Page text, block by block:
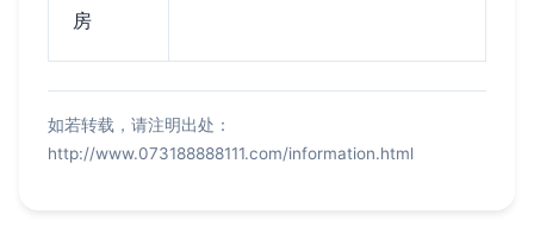
房
如若转载，请注明出处：
http://www.073188888111.com/information.html